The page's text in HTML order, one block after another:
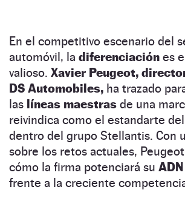
En el competitivo escenario del
automóvil, la diferenciación es
valioso. Xavier Peugeot,
DS Automobiles, ha trazado
las líneas maestras de una
reivindica como el estandarte
dentro del grupo Stellantis. Con
sobre los retos actuales,
cómo la firma potenciará su
frente a la creciente